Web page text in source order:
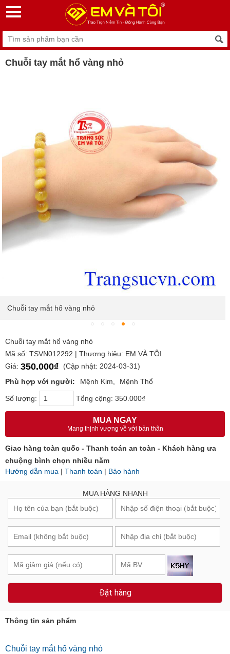
Chuỗi tay mắt hổ vàng nhỏ
Chuỗi tay mắt hổ vàng nhỏ
Chuỗi tay mắt hổ vàng nhỏ
Mã số: TSVN012292 | Thương hiệu: EM VÀ TÔI
Giá: 350.000₫
(Cập nhật: 2024-03-31)
Phù hợp với người:
Mệnh Kim Mệnh Thổ
Số lượng: Tổng cộng: 350.000₫
MUA NGAY
Mang thịnh vượng về với bản thân
Giao hàng toàn quốc - Thanh toán an toàn - Khách hàng ưa
chuộng bình chọn nhiều năm
Hướng dẫn mua | Thanh toán | Bảo hành
MUA HÀNG NHANH
Đặt hàng
Thông tin sản phẩm
Chuỗi tay mắt hổ vàng nhỏ